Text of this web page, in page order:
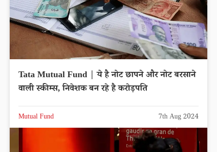
Tata Mutual Fund | ये है नोट छापने और नोट बरसाने
वाली स्कीम्स, निवेशक बन रहे है करोड़पति
Mutual Fund 7th Aug 2024